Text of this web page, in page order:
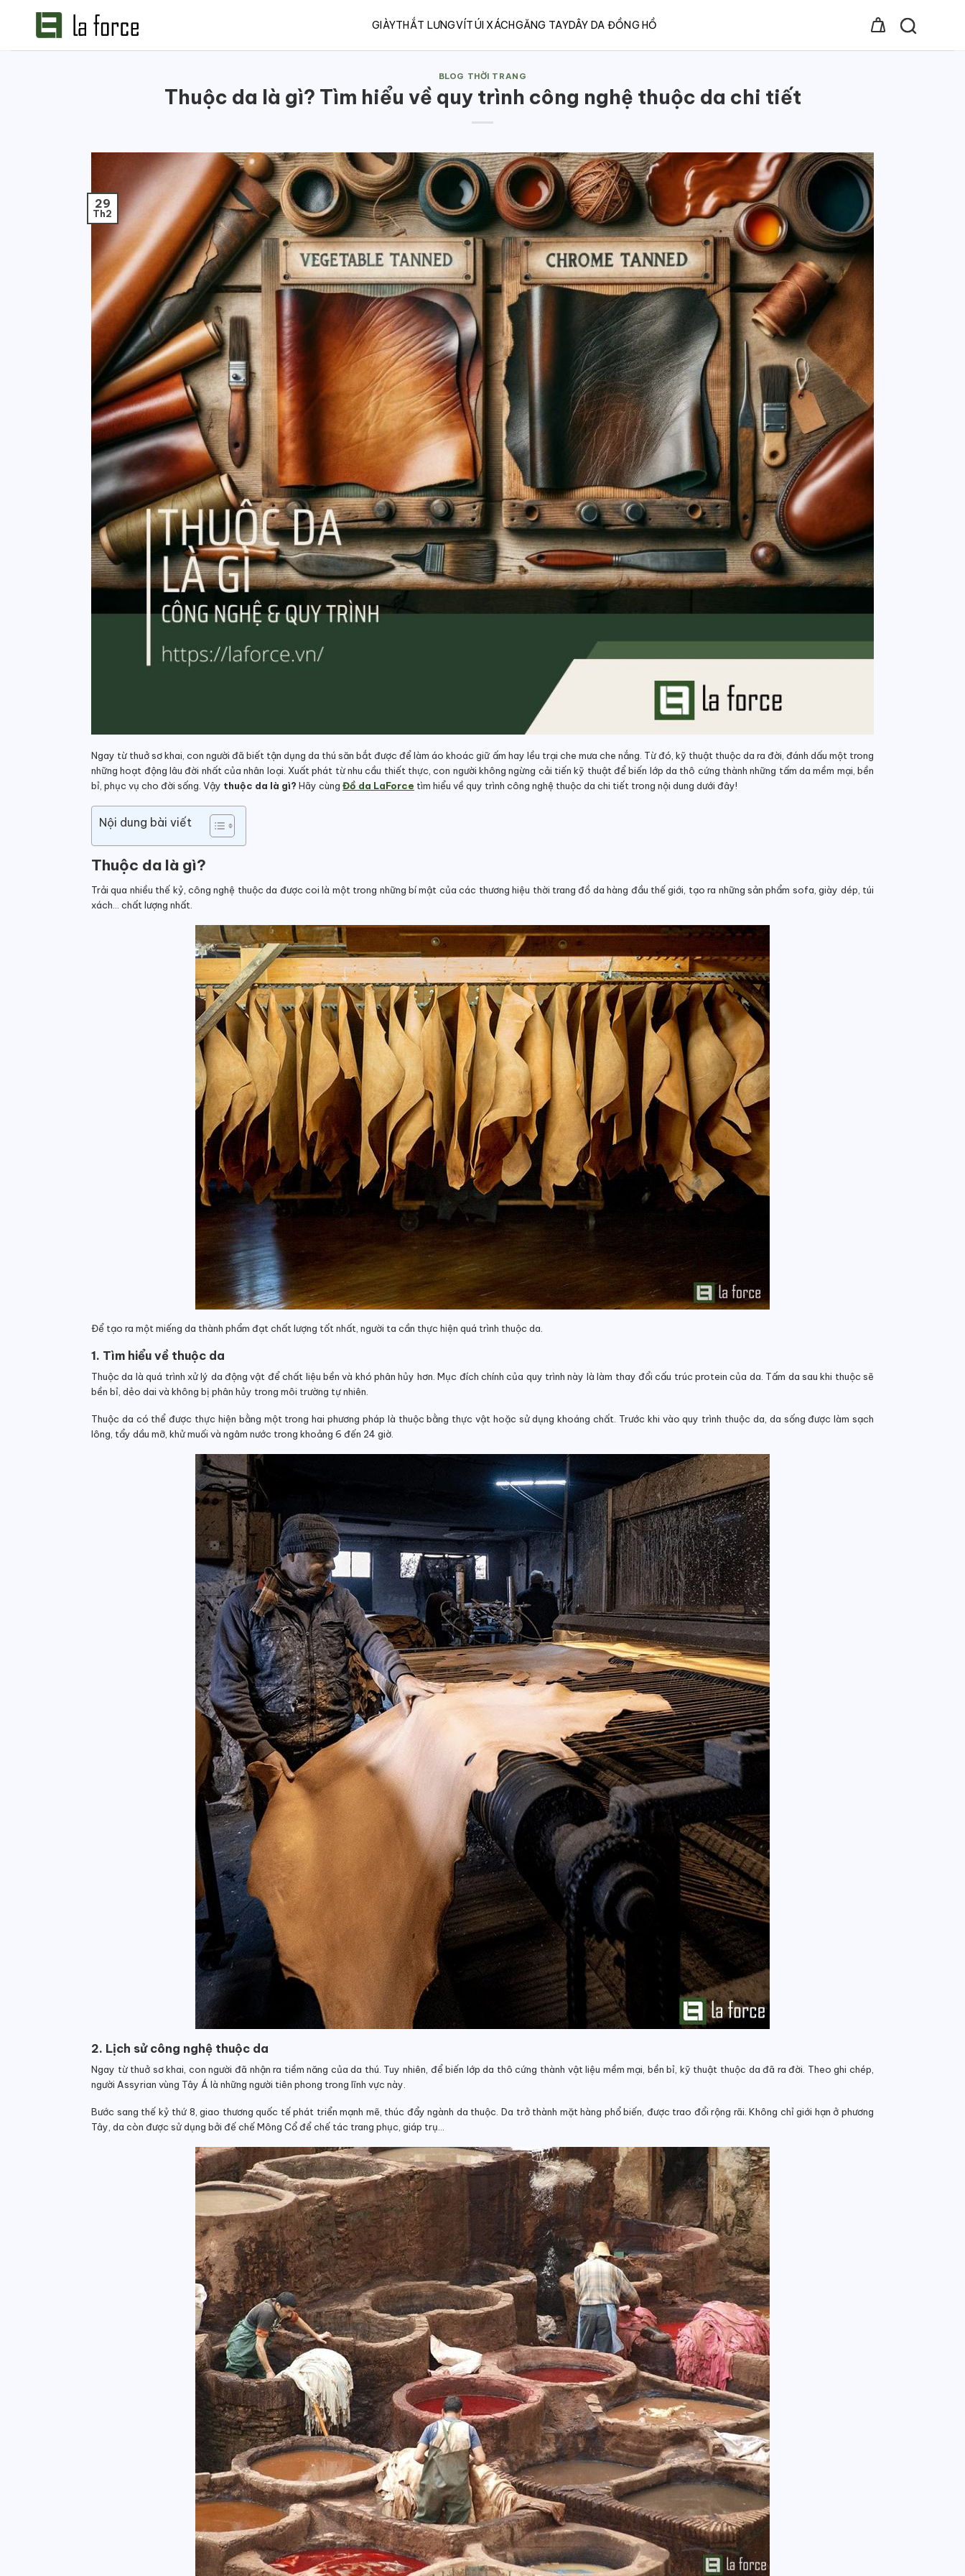
GIÀYTHẮT LƯNGVÍTÚI XÁCHGĂNG TAYDÂY DA ĐỒNG HỒ
BLOG THỜI TRANG
Thuộc da là gì? Tìm hiểu về quy trình công nghệ thuộc da chi tiết
29
Th2
Ngay từ thuở sơ khai, con người đã biết tận dụng da thú săn bắt được để làm áo khoác giữ ấm hay lều trại che mưa che nắng. Từ đó, kỹ thuật thuộc da ra đời, đánh dấu một trong
những hoạt động lâu đời nhất của nhân loại. Xuất phát từ nhu cầu thiết thực, con người không ngừng cải tiến kỹ thuật để biến lớp da thô cứng thành những tấm da mềm mại, bền
bỉ, phục vụ cho đời sống. Vậy thuộc da là gì? Hãy cùng Đồ da LaForce tìm hiểu về quy trình công nghệ thuộc da chi tiết trong nội dung dưới đây!
Nội dung bài viết
Thuộc da là gì?
Trải qua nhiều thế kỷ, công nghệ thuộc da được coi là một trong những bí mật của các thương hiệu thời trang đồ da hàng đầu thế giới, tạo ra những sản phẩm sofa, giày dép, túi
xách… chất lượng nhất.
Để tạo ra một miếng da thành phẩm đạt chất lượng tốt nhất, người ta cần thực hiện quá trình thuộc da.
1. Tìm hiểu về thuộc da
Thuộc da là quá trình xử lý da động vật để chất liệu bền và khó phân hủy hơn. Mục đích chính của quy trình này là làm thay đổi cấu trúc protein của da. Tấm da sau khi thuộc sẽ
bền bỉ, dẻo dai và không bị phân hủy trong môi trường tự nhiên.
Thuộc da có thể được thực hiện bằng một trong hai phương pháp là thuộc bằng thực vật hoặc sử dụng khoáng chất. Trước khi vào quy trình thuộc da, da sống được làm sạch
lông, tẩy dầu mỡ, khử muối và ngâm nước trong khoảng 6 đến 24 giờ.
2. Lịch sử công nghệ thuộc da
Ngay từ thuở sơ khai, con người đã nhận ra tiềm năng của da thú. Tuy nhiên, để biến lớp da thô cứng thành vật liệu mềm mại, bền bỉ, kỹ thuật thuộc da đã ra đời. Theo ghi chép,
người Assyrian vùng Tây Á là những người tiên phong trong lĩnh vực này.
Bước sang thế kỷ thứ 8, giao thương quốc tế phát triển mạnh mẽ, thúc đẩy ngành da thuộc. Da trở thành mặt hàng phổ biến, được trao đổi rộng rãi. Không chỉ giới hạn ở phương
Tây, da còn được sử dụng bởi đế chế Mông Cổ để chế tác trang phục, giáp trụ…